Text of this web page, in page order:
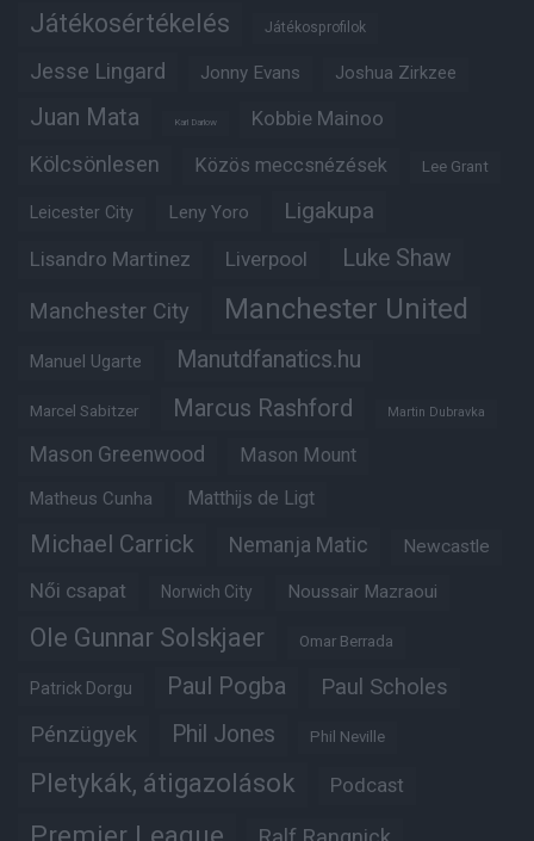
Játékosértékelés Játékosprofilok
Jesse Lingard Jonny Evans Joshua Zirkzee
Juan Mata Karl Darlow Kobbie Mainoo
Kölcsönlesen Közös meccsnézések Lee Grant
Leicester City Leny Yoro Ligakupa
Lisandro Martinez Liverpool Luke Shaw
Manchester City Manchester United
Manuel Ugarte Manutdfanatics.hu
Marcel Sabitzer Marcus Rashford Martin Dubravka
Mason Greenwood Mason Mount
Matheus Cunha Matthijs de Ligt
Michael Carrick Nemanja Matic Newcastle
Női csapat Norwich City Noussair Mazraoui
Ole Gunnar Solskjaer Omar Berrada
Patrick Dorgu Paul Pogba Paul Scholes
Pénzügyek Phil Jones Phil Neville
Pletykák, átigazolások Podcast